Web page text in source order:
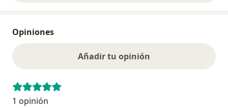
Opiniones
Añadir tu opinión
1 opinión